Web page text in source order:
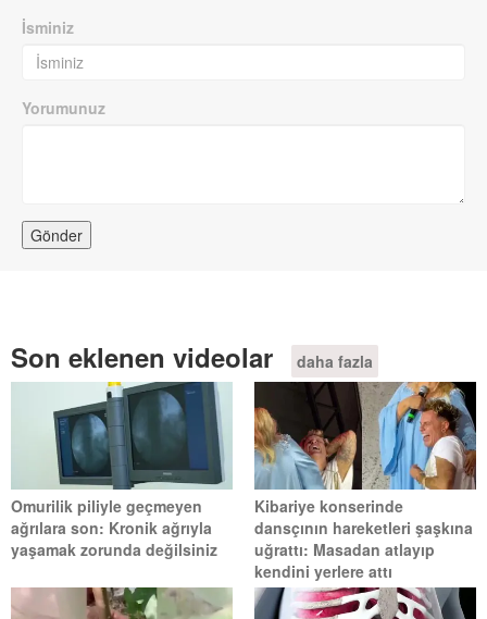
İsminiz
Yorumunuz
Son eklenen videolar daha fazla
Omurilik piliyle geçmeyen
ağrılara son: Kronik ağrıyla
yaşamak zorunda değilsiniz
Kibariye konserinde
dansçının hareketleri şaşkına
uğrattı: Masadan atlayıp
kendini yerlere attı